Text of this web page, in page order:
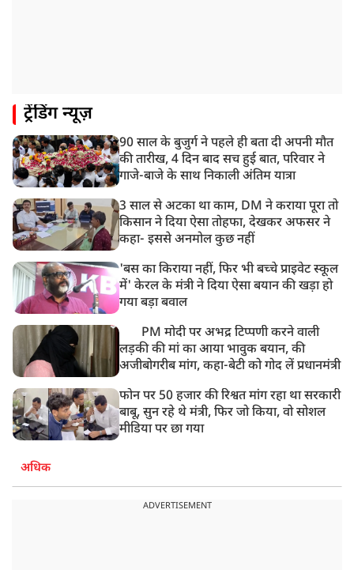
असम बाढ़: 13 जिलों में 15 लाख से ज्यादा लोग प्रभावित, मृतकों
10:21 AM
हिमाचल के चंबा में बड़ा सड़क हादसा, 7 यात्रियों की मौत; 11
घायल
ट्रेंडिंग न्यूज़
90 साल के बुजुर्ग ने पहले ही बता दी अपनी मौत
की तारीख, 4 दिन बाद सच हुई बात, परिवार ने
गाजे-बाजे के साथ निकाली अंतिम यात्रा
3 साल से अटका था काम, DM ने कराया पूरा तो
किसान ने दिया ऐसा तोहफा, देखकर अफसर ने
कहा- इससे अनमोल कुछ नहीं
'बस का किराया नहीं, फिर भी बच्चे प्राइवेट स्कूल
में' केरल के मंत्री ने दिया ऐसा बयान की खड़ा हो
गया बड़ा बवाल
PM मोदी पर अभद्र टिप्पणी करने वाली
लड़की की मां का आया भावुक बयान, की
अजीबोगरीब मांग, कहा-बेटी को गोद लें प्रधानमंत्री
फोन पर 50 हजार की रिश्वत मांग रहा था सरकारी
बाबू, सुन रहे थे मंत्री, फिर जो किया, वो सोशल
मीडिया पर छा गया
अधिक
ADVERTISEMENT